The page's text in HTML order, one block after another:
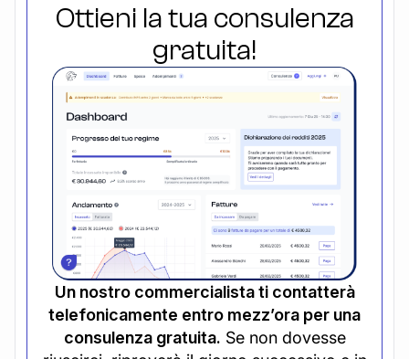
Ottieni la tua consulenza
gratuita!
Un nostro commercialista ti contatterà
telefonicamente entro mezz’ora per una
consulenza gratuita. Se non dovesse